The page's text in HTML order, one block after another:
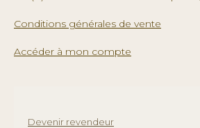
Conditions générales de vente
Accéder à mon compte
Devenir revendeur